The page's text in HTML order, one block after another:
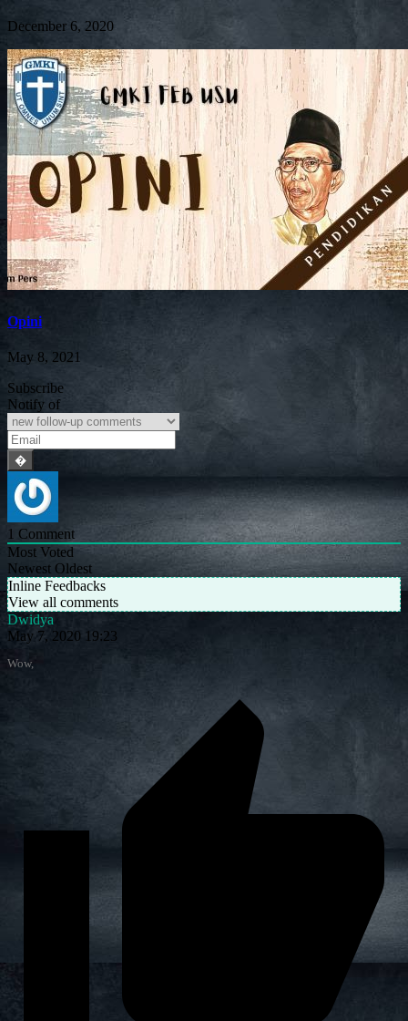
December 6, 2020
Opini
May 8, 2021
Subscribe
Notify of
1 Comment
Most Voted
Newest Oldest
Inline Feedbacks
View all comments
Dwidya
May 7, 2020 19:23
Wow,